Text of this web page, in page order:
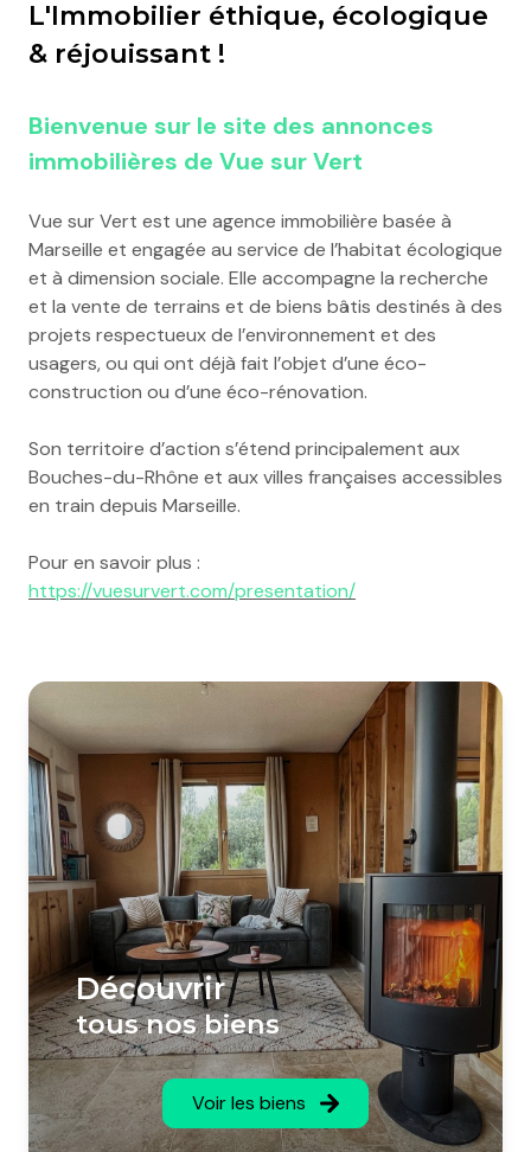
Découvrir
tous nos biens
Voir les biens
L'Immobilier éthique, écologique
& réjouissant !
Bienvenue sur le site des annonces
immobilières de Vue sur Vert
Vue sur Vert est une agence immobilière basée à
Marseille et engagée au service de l’habitat écologique
et à dimension sociale. Elle accompagne la recherche
et la vente de terrains et de biens bâtis destinés à des
projets respectueux de l’environnement et des
usagers, ou qui ont déjà fait l’objet d’une éco-
construction ou d’une éco-rénovation.
Son territoire d’action s’étend principalement aux
Bouches-du-Rhône et aux villes françaises accessibles
en train depuis Marseille.
Pour en savoir plus :
https://vuesurvert.com/presentation/